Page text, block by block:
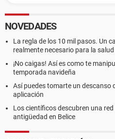
NOVEDADES
La regla de los 10 mil pasos. Un
realmente necesario para la salud
¡No caigas! Así es como te
temporada navideña
Así puedes tomarte un descanso
aplicación
Los científicos descubren una
antigüedad en Belice